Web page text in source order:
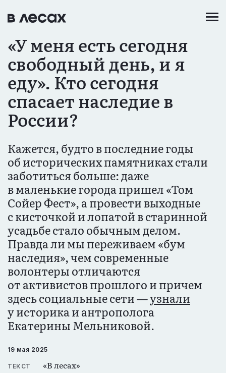
содержанию
«У меня есть сегодня
свободный день, и я
еду». Кто сегодня
спасает наследие в
России?
Кажется, будто в последние годы
об исторических памятниках стали
заботиться больше: даже
в маленькие города пришел «Том
Сойер Фест», а провести выходные
с кисточкой и лопатой в старинной
усадьбе стало обычным делом.
Правда ли мы переживаем «бум
наследия», чем современные
волонтеры отличаются
от активистов прошлого и причем
здесь социальные сети —узнали
у историка и антрополога
Екатерины Мельниковой.
19 мая 2025
ТЕКСТ «В лесах»